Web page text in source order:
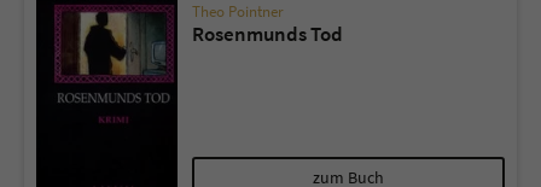
Theo Pointner
Rosenmunds Tod
zum Buch